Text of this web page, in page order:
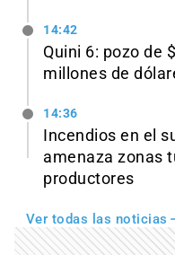
14:42
Quini 6: pozo de
millones de
14:36
Incendios en el
amenaza zonas
productores
Ver todas las noticias